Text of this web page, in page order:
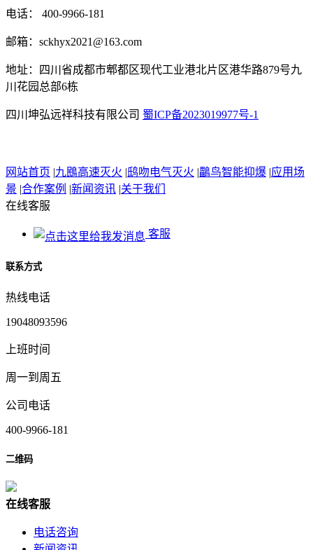
电话： 400-9966-181
邮箱：sckhyx2021@163.com
地址：四川省成都市郫都区现代工业港北片区港华路879号九
川花园总部6栋
四川坤弘远祥科技有限公司 蜀ICP备2023019977号-1
网站首页 |九鴖高速灭火 |鸱吻电气灭火 |鸓鸟智能抑爆 |应用场
景 |合作案例 |新闻资讯 |关于我们
在线客服
客服
联系方式
热线电话
19048093596
上班时间
周一到周五
公司电话
400-9966-181
二维码
在线客服
电话咨询